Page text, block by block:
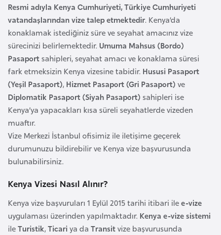
Resmi adıyla Kenya Cumhuriyeti, Türkiye Cumhuriyeti
vatandaşlarından vize talep etmektedir. Kenya’da
konaklamak istediğiniz süre ve seyahat amacınız vize
sürecinizi belirlemektedir. Umuma Mahsus (Bordo)
Pasaportsahipleri, seyahat amacı ve konaklama süresi
fark etmeksizin Kenya vizesine tabidir. Hususi Pasaport
(Yeşil Pasaport), Hizmet Pasaport (Gri Pasaport) ve
Diplomatik Pasaport (Siyah Pasaport) sahipleri ise
Kenya’ya yapacakları kısa süreli seyahatlerde vizeden
muaftır.
Vize Merkezi İstanbul ofisimiz ile iletişime geçerek
durumunuzu bildirebilir ve Kenya vize başvurusunda
bulunabilirsiniz.
Kenya Vizesi Nasıl Alınır?
Kenya vize başvuruları 1 Eylül 2015 tarihi itibari ilee-vize
uygulaması üzerinden yapılmaktadır. Kenya e-vize sistemi
ileTuristik,Ticari ya da Transitvize başvurusunda
u
s
B
e
l
ç
i
k
a
B
n
i
n